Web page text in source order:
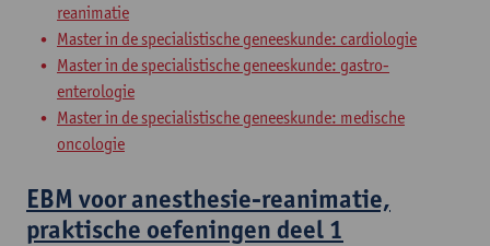
reanimatie
Master in de specialistische geneeskunde: cardiologie
Master in de specialistische geneeskunde: gastro-
enterologie
Master in de specialistische geneeskunde: medische
oncologie
EBM voor anesthesie-reanimatie,
praktische oefeningen deel 1